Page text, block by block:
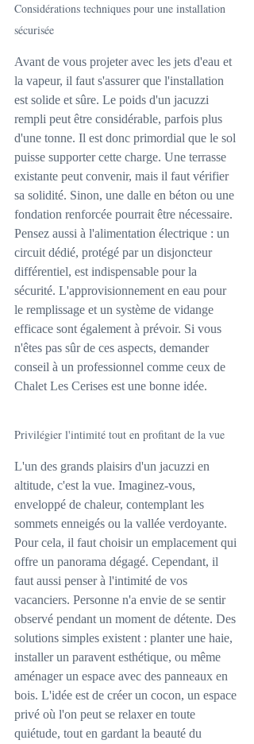
Considérations techniques pour une installation
sécurisée
Avant de vous projeter avec les jets d'eau et
la vapeur, il faut s'assurer que l'installation
est solide et sûre. Le poids d'un jacuzzi
rempli peut être considérable, parfois plus
d'une tonne. Il est donc primordial que le sol
puisse supporter cette charge. Une terrasse
existante peut convenir, mais il faut vérifier
sa solidité. Sinon, une dalle en béton ou une
fondation renforcée pourrait être nécessaire.
Pensez aussi à l'alimentation électrique : un
circuit dédié, protégé par un disjoncteur
différentiel, est indispensable pour la
sécurité. L'approvisionnement en eau pour
le remplissage et un système de vidange
efficace sont également à prévoir. Si vous
n'êtes pas sûr de ces aspects, demander
conseil à un professionnel comme ceux de
Chalet Les Cerises est une bonne idée.
Privilégier l'intimité tout en profitant de la vue
L'un des grands plaisirs d'un jacuzzi en
altitude, c'est la vue. Imaginez-vous,
enveloppé de chaleur, contemplant les
sommets enneigés ou la vallée verdoyante.
Pour cela, il faut choisir un emplacement qui
offre un panorama dégagé. Cependant, il
faut aussi penser à l'intimité de vos
vacanciers. Personne n'a envie de se sentir
observé pendant un moment de détente. Des
solutions simples existent : planter une haie,
installer un paravent esthétique, ou même
aménager un espace avec des panneaux en
bois. L'idée est de créer un cocon, un espace
privé où l'on peut se relaxer en toute
quiétude, tout en gardant la beauté du